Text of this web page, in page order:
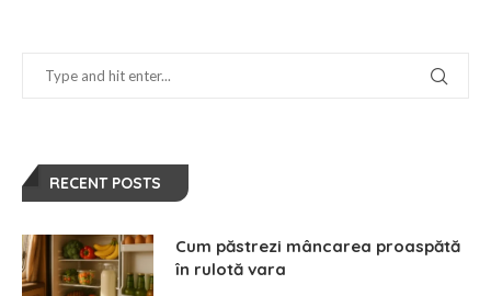
RECENT POSTS
Cum păstrezi mâncarea proaspătă
în rulotă vara